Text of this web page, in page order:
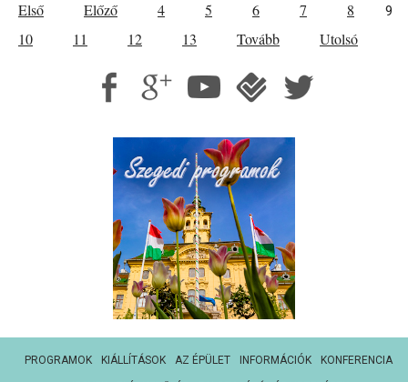
Első Előző 4 5 6 7 8 9
10 11 12 13 Tovább Utolsó
PROGRAMOK KIÁLLÍTÁSOK AZ ÉPÜLET INFORMÁCIÓK KONFERENCIA